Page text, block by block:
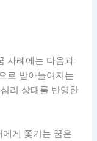
사례에는 다음과
로 받아들여지는
리 상태를 반영한
게 쫓기는 꿈은